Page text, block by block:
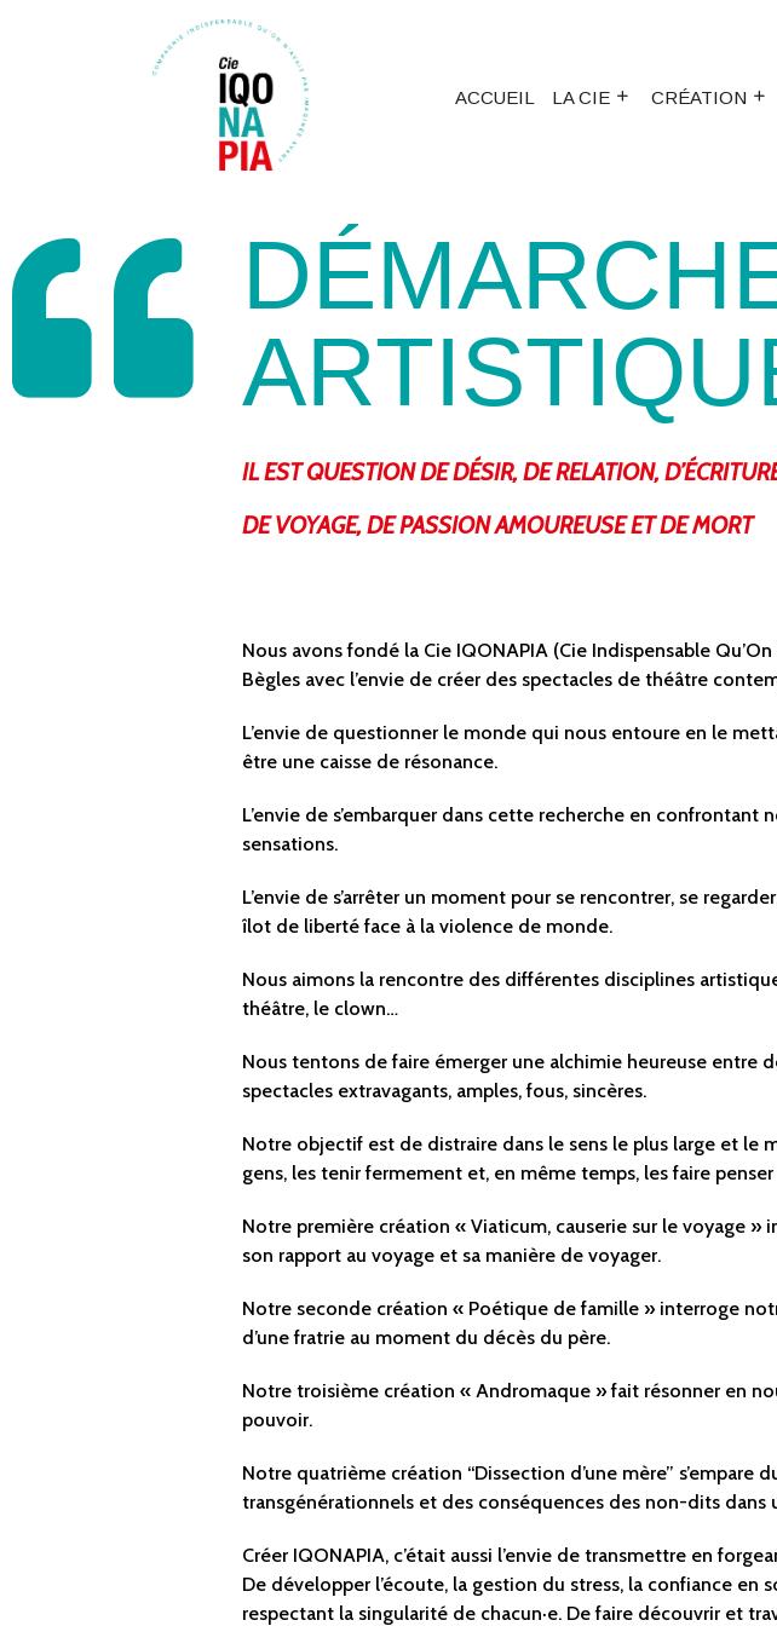
ACCUEIL LA CIE CRÉATION
IL EST QUESTION DE DÉSIR, DE RELATION,
DE VOYAGE, DE PASSION AMOUREUSE ET DE MORT
Nous avons fondé la Cie IQONAPIA (Cie Indispensable
Bègles avec l’envie de créer des spectacles de théâtre
L’envie de questionner le monde qui nous entoure en le
être une caisse de résonance.
L’envie de s’embarquer dans cette recherche en confrontant
sensations.
L’envie de s’arrêter un moment pour se rencontrer, se
îlot de liberté face à la violence de monde.
Nous aimons la rencontre des différentes disciplines
théâtre, le clown…
Nous tentons de faire émerger une alchimie heureuse entre
spectacles extravagants, amples, fous, sincères.
Notre objectif est de distraire dans le sens le plus large et le
gens, les tenir fermement et, en même temps, les faire
Notre première création « Viaticum, causerie sur le voyage »
son rapport au voyage et sa manière de voyager.
Notre seconde création « Poétique de famille » interroge
d’une fratrie au moment du décès du père.
Notre troisième création « Andromaque » fait résonner en
pouvoir.
Notre quatrième création “Dissection d’une mère” s’empare
transgénérationnels et des conséquences des non-dits dans
Créer IQONAPIA, c’était aussi l’envie de transmettre en
De développer l’écoute, la gestion du stress, la confiance en
respectant la singularité de chacun·e. De faire découvrir et